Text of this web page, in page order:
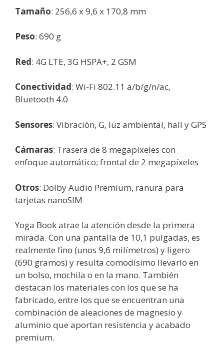
Tamaño: 256,6 x 9,6 x 170,8 mm
Peso: 690 g
Red: 4G LTE, 3G HSPA+, 2 GSM
Conectividad: Wi-Fi 802.11 a/b/g/n/ac,
Bluetooth 4.0
Sensores: Vibración, G, luz ambiental, hall y GPS
Cámaras: Trasera de 8 megapíxeles con
enfoque automático; frontal de 2 megapíxeles
Otros: Dolby Audio Premium, ranura para
tarjetas nanoSIM
Yoga Book atrae la atención desde la primera
mirada. Con una pantalla de 10,1 pulgadas, es
realmente fino (unos 9,6 milímetros) y ligero
(690 gramos) y resulta comodísimo llevarlo en
un bolso, mochila o en la mano. También
destacan los materiales con los que se ha
fabricado, entre los que se encuentran una
combinación de aleaciones de magnesio y
aluminio que aportan resistencia y acabado
premium.